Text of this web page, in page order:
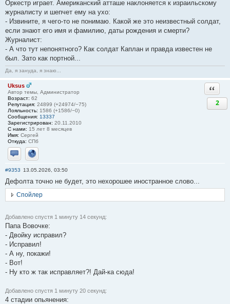
Оркестр играет. Американский атташе наклоняется к израильскому
журналисту и шепчет ему на ухо:
- Извините, я чего-то не понимаю. Какой же это неизвестный солдат,
если знают его имя и фамилию, даты рождения и смерти?
Журналист:
- А что тут непонятного? Как солдат Каплан и правда известен не
был. Зато как портной...
Да, я зануда, я знаю...
Uksus
Автор темы, Администратор
Возраст: 62
Репутация: 24899 (+24974/−75)
Лояльность: 1586 (+1586/−0)
Сообщения: 13337
Зарегистрирован: 20.11.2010
С нами: 15 лет 8 месяцев
Имя: Сергей
Откуда: СПб
Отправить личное сообщение
Сайт
2
#9353 13.05.2026, 03:50
Дефолта точно не будет, это нехорошее иностранное слово...
Спойлер
Добавлено спустя 1 минуту 14 секунд:
Папа Вовочке:
- Двойку исправил?
- Исправил!
- А ну, покажи!
- Вот!
- Ну кто ж так исправляет?! Дай-ка сюда!
Добавлено спустя 1 минуту 20 секунд:
4 стадии опьянения: